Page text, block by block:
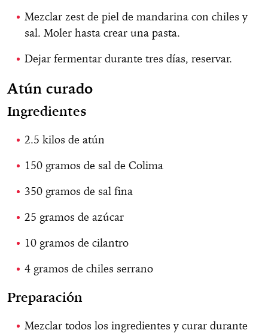
Mezclar zest de piel de mandarina con chiles y
sal. Moler hasta crear una pasta.
Dejar fermentar durante tres días, reservar.
Atún curado
Ingredientes
2.5 kilos de atún
150 gramos de sal de Colima
350 gramos de sal fina
25 gramos de azúcar
10 gramos de cilantro
4 gramos de chiles serrano
Preparación
Mezclar todos los ingredientes y curar durante